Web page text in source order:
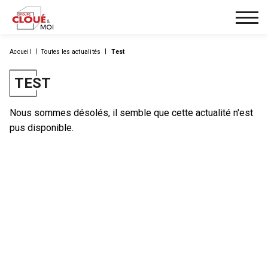
Accueil Toutes les actualités Test
TEST
Nous sommes désolés, il semble que cette actualité n'est
pus disponible.